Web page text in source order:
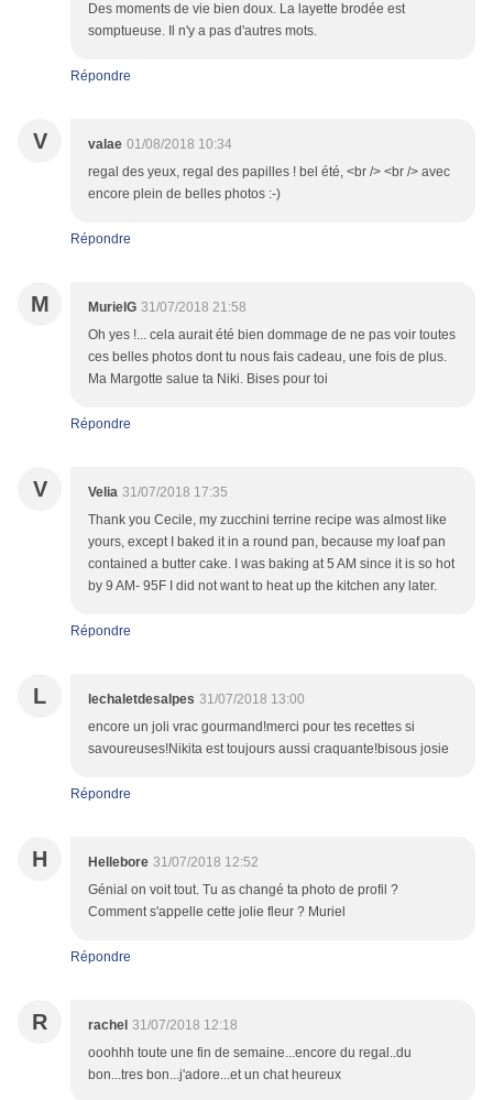
Des moments de vie bien doux. La layette brodée est
somptueuse. Il n'y a pas d'autres mots.
Répondre
V valae 01/08/2018 10:34
regal des yeux, regal des papilles ! bel été, <br /> <br /> avec
encore plein de belles photos :-)
Répondre
M MurielG 31/07/2018 21:58
Oh yes !... cela aurait été bien dommage de ne pas voir toutes
ces belles photos dont tu nous fais cadeau, une fois de plus.
Ma Margotte salue ta Niki. Bises pour toi
Répondre
V Velia 31/07/2018 17:35
Thank you Cecile, my zucchini terrine recipe was almost like
yours, except I baked it in a round pan, because my loaf pan
contained a butter cake. I was baking at 5 AM since it is so hot
by 9 AM- 95F I did not want to heat up the kitchen any later.
Répondre
L lechaletdesalpes 31/07/2018 13:00
encore un joli vrac gourmand!merci pour tes recettes si
savoureuses!Nikita est toujours aussi craquante!bisous josie
Répondre
H Hellebore 31/07/2018 12:52
Génial on voit tout. Tu as changé ta photo de profil ?
Comment s'appelle cette jolie fleur ? Muriel
Répondre
R rachel 31/07/2018 12:18
ooohhh toute une fin de semaine...encore du regal..du
bon...tres bon...j'adore...et un chat heureux